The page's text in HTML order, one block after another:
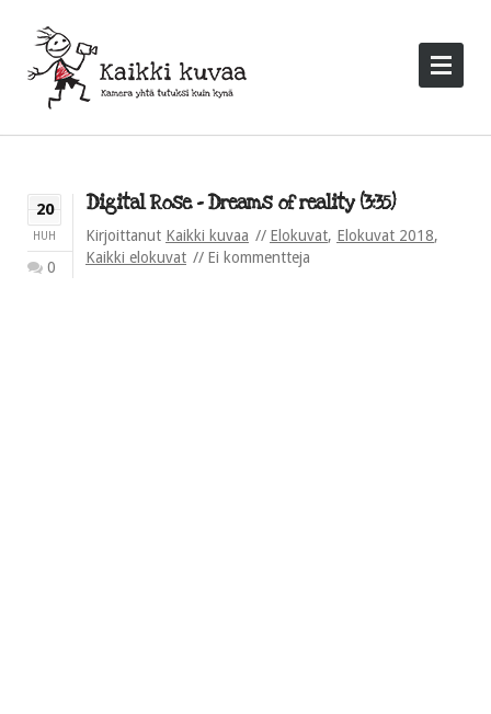
20
HUH
0
Digital Rose – Dreams of reality (3:35)
Kirjoittanut Kaikki kuvaa Elokuvat, Elokuvat 2018,
Kaikki elokuvat
Ei kommentteja